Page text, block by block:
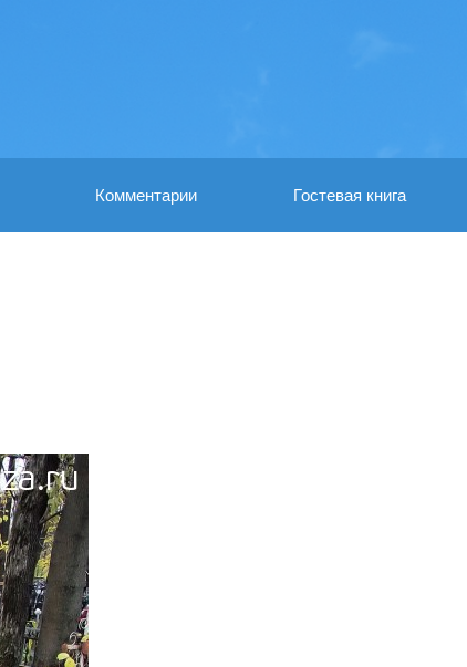
Комментарии Гостевая книга